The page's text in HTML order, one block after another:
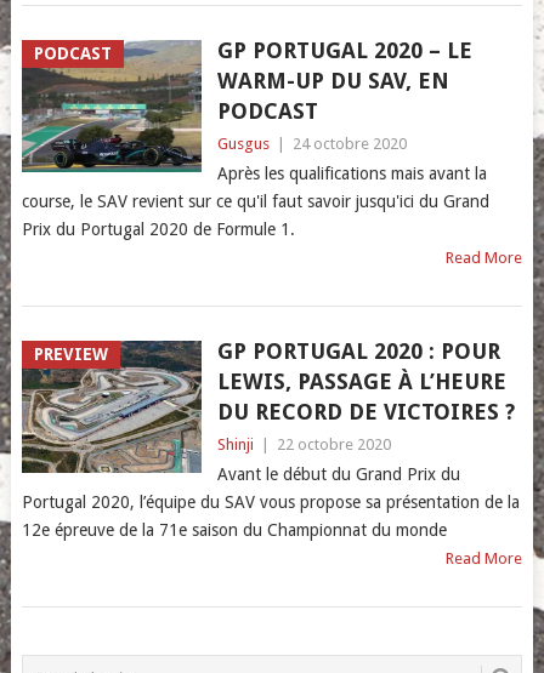
PODCAST
GP PORTUGAL 2020 – LE
WARM-UP DU SAV, EN
PODCAST
Gusgus 24 octobre 2020
Après les qualifications mais avant la
course, le SAV revient sur ce qu'il faut savoir jusqu'ici du Grand
Prix du Portugal 2020 de Formule 1.
Read More
PREVIEW
GP PORTUGAL 2020 : POUR
LEWIS, PASSAGE À L’HEURE
DU RECORD DE VICTOIRES ?
Shinji 22 octobre 2020
Avant le début du Grand Prix du
Portugal 2020, l’équipe du SAV vous propose sa présentation de la
12e épreuve de la 71e saison du Championnat du monde
Read More
POSTS